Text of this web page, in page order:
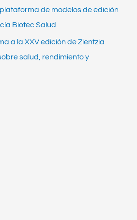
de modelos de edición
Biotec Salud
a la XXV edición de Zientzia
salud, rendimiento y